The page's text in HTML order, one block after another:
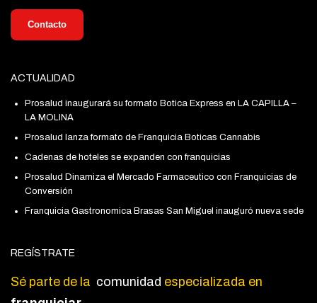
Contacto
ACTUALIDAD
Prosalud inaugurará su formato Botica Express en LA CAPILLA –
LA MOLINA
Prosalud lanza formato de Franquicia Boticas Cannabis
Cadenas de hoteles se expanden con franquicias
Prosalud Dinamiza el Mercado Farmaceutico con Franquicias de
Conversión
Franquicia Gastronomica Brasas San Miguel inauguró nueva sede
REGÍSTRATE
Sé parte de la comunidad especializada en